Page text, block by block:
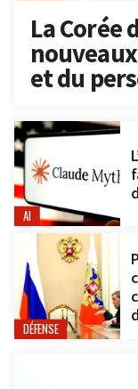
La Corée
et du
AI
DÉFENSE